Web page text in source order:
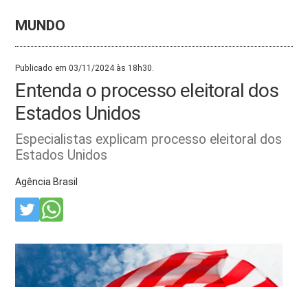
MUNDO
Publicado em 03/11/2024 às 18h30.
Entenda o processo eleitoral dos
Estados Unidos
Especialistas explicam processo eleitoral dos
Estados Unidos
Agência Brasil